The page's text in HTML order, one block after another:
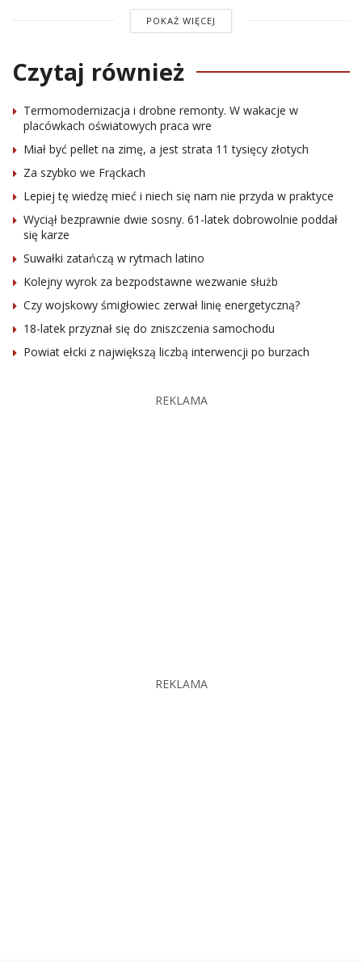
POKAŻ WIĘCEJ
Czytaj również
Termomodernizacja i drobne remonty. W wakacje w
placówkach oświatowych praca wre
Miał być pellet na zimę, a jest strata 11 tysięcy złotych
Za szybko we Frąckach
Lepiej tę wiedzę mieć i niech się nam nie przyda w praktyce
Wyciął bezprawnie dwie sosny. 61-latek dobrowolnie poddał
się karze
Suwałki zatańczą w rytmach latino
Kolejny wyrok za bezpodstawne wezwanie służb
Czy wojskowy śmigłowiec zerwał linię energetyczną?
18-latek przyznał się do zniszczenia samochodu
Powiat ełcki z największą liczbą interwencji po burzach
REKLAMA
REKLAMA